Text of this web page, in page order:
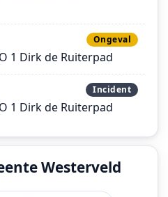
Ongeval
1 Dirk de Ruiterpad
Incident
1 Dirk de Ruiterpad
Westerveld